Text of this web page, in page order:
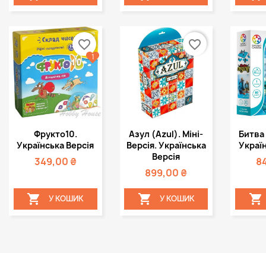
Швидкий
перегляд
Фрукто10.
Українська Версія
349,00 ₴
 У КОШИК
favorite_border
1
 Швидкий
перегляд
Азул (Azul). Міні-
Версія. Українська
Версія
899,00 ₴
 У КОШИК
favorite_border

